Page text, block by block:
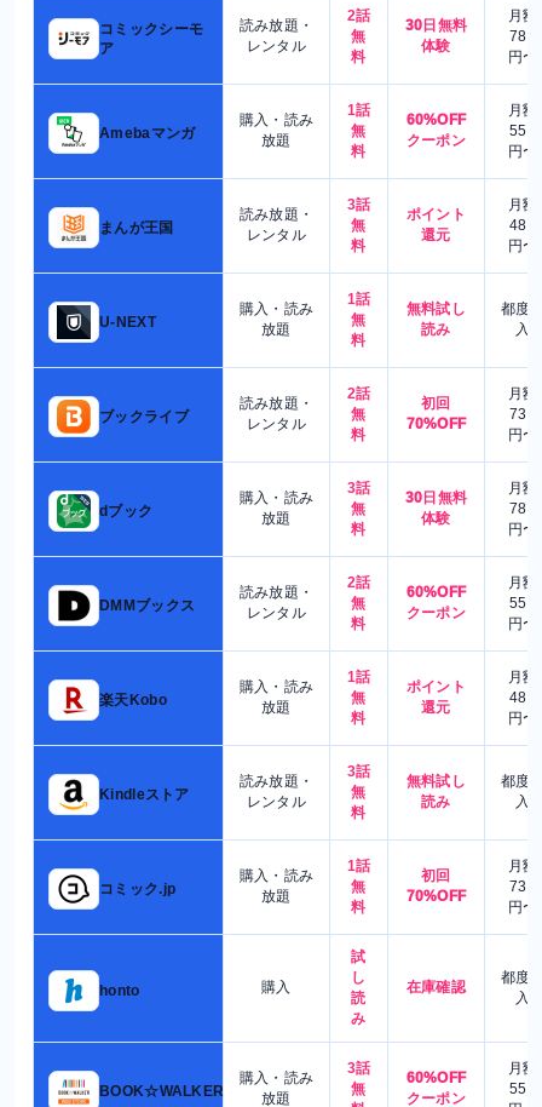
コミックシーモ
ア
読み放題・
レンタル
2話
無
料
30日無料
体験
月額
780
円〜
Amebaマンガ
購入・読み
放題
1話
無
料
60%OFF
クーポン
月額
550
円〜
まんが王国
読み放題・
レンタル
3話
無
料
ポイント
還元
月額
480
円〜
U-NEXT
購入・読み
放題
1話
無
料
無料試し
読み
都度
入
ブックライブ
読み放題・
レンタル
2話
無
料
初回
70%OFF
月額
730
円〜
dブック
購入・読み
放題
3話
無
料
30日無料
体験
月額
780
円〜
DMMブックス
読み放題・
レンタル
2話
無
料
60%OFF
クーポン
月額
550
円〜
楽天Kobo
購入・読み
放題
1話
無
料
ポイント
還元
月額
480
円〜
Kindleストア
読み放題・
レンタル
3話
無
料
無料試し
読み
都度
入
コミック.jp
購入・読み
放題
1話
無
料
初回
70%OFF
月額
730
円〜
honto 購入
試
し
読
み
在庫確認
都度
入
BOOK☆WALKER
購入・読み
放題
3話
無
60%OFF
クーポン
月額
550